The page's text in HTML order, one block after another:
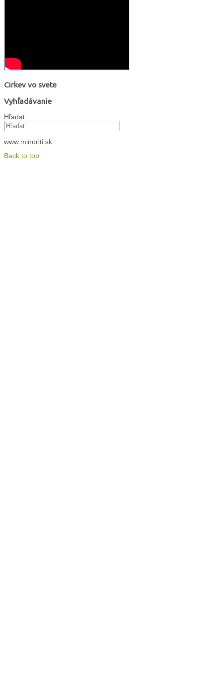
Cirkev vo svete
Vyhľadávanie
Hľadať...
www.minoriti.sk
Back to top